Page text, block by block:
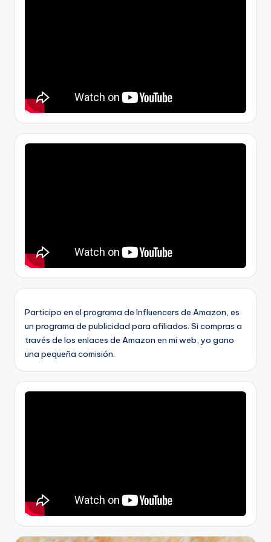
Participo en el programa de Influencers de Amazon, es
un programa de publicidad para afiliados. Si compras a
través de los enlaces de Amazon en mi web, yo gano
una pequeña comisión.